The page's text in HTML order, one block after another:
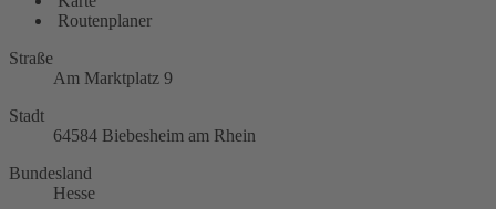
Routenplaner
Straße
Am Marktplatz 9
Stadt
64584 Biebesheim am Rhein
Bundesland
Hesse